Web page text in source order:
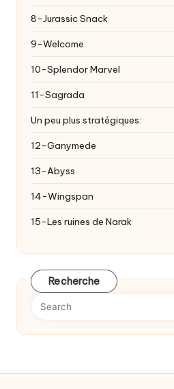
8-Jurassic Snack
9-Welcome
10-Splendor Marvel
11-Sagrada
Un peu plus stratégiques:
12-Ganymede
13-Abyss
14-Wingspan
15-Les ruines de Narak
Recherche